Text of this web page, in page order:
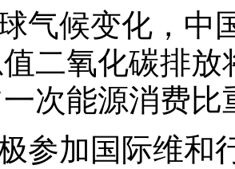
气候变化，中
二氧化碳排放
次能源消费比
参加国际维和